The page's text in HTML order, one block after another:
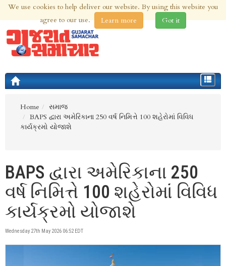
10th Aug 2026 | Updated at 03:54am 10th Aug 2026
Toggle
Home
સમાજ
BAPS દ્વારા અમેરિકાના 250 વર્ષ નિમિત્તે 100 શહેરોમાં વિવિધ
કાર્યક્રમો યોજાશે
BAPS દ્વારા અમેરિકાના 250
વર્ષ નિમિત્તે 100 શહેરોમાં વિવિધ
કાર્યક્રમો યોજાશે
Wednesday 27th May 2026 06:52 EDT
We use cookies to help deliver our website. By using this website you
agree to our use.
Learn more Got it